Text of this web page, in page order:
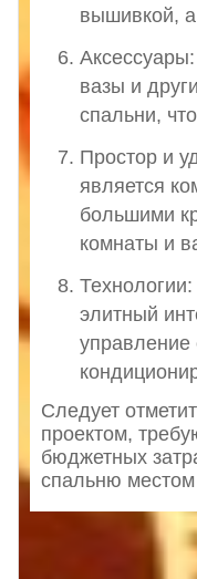
вышивкой,
вазы и
спальни,
Простор и
является
большими
комнаты и
элитный
управление
Следует
проектом,
бюджетных
спальню